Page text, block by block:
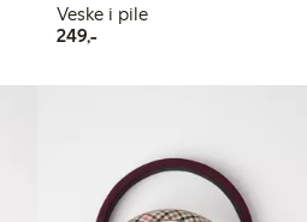
Veske i pile
249,-249,00 kr